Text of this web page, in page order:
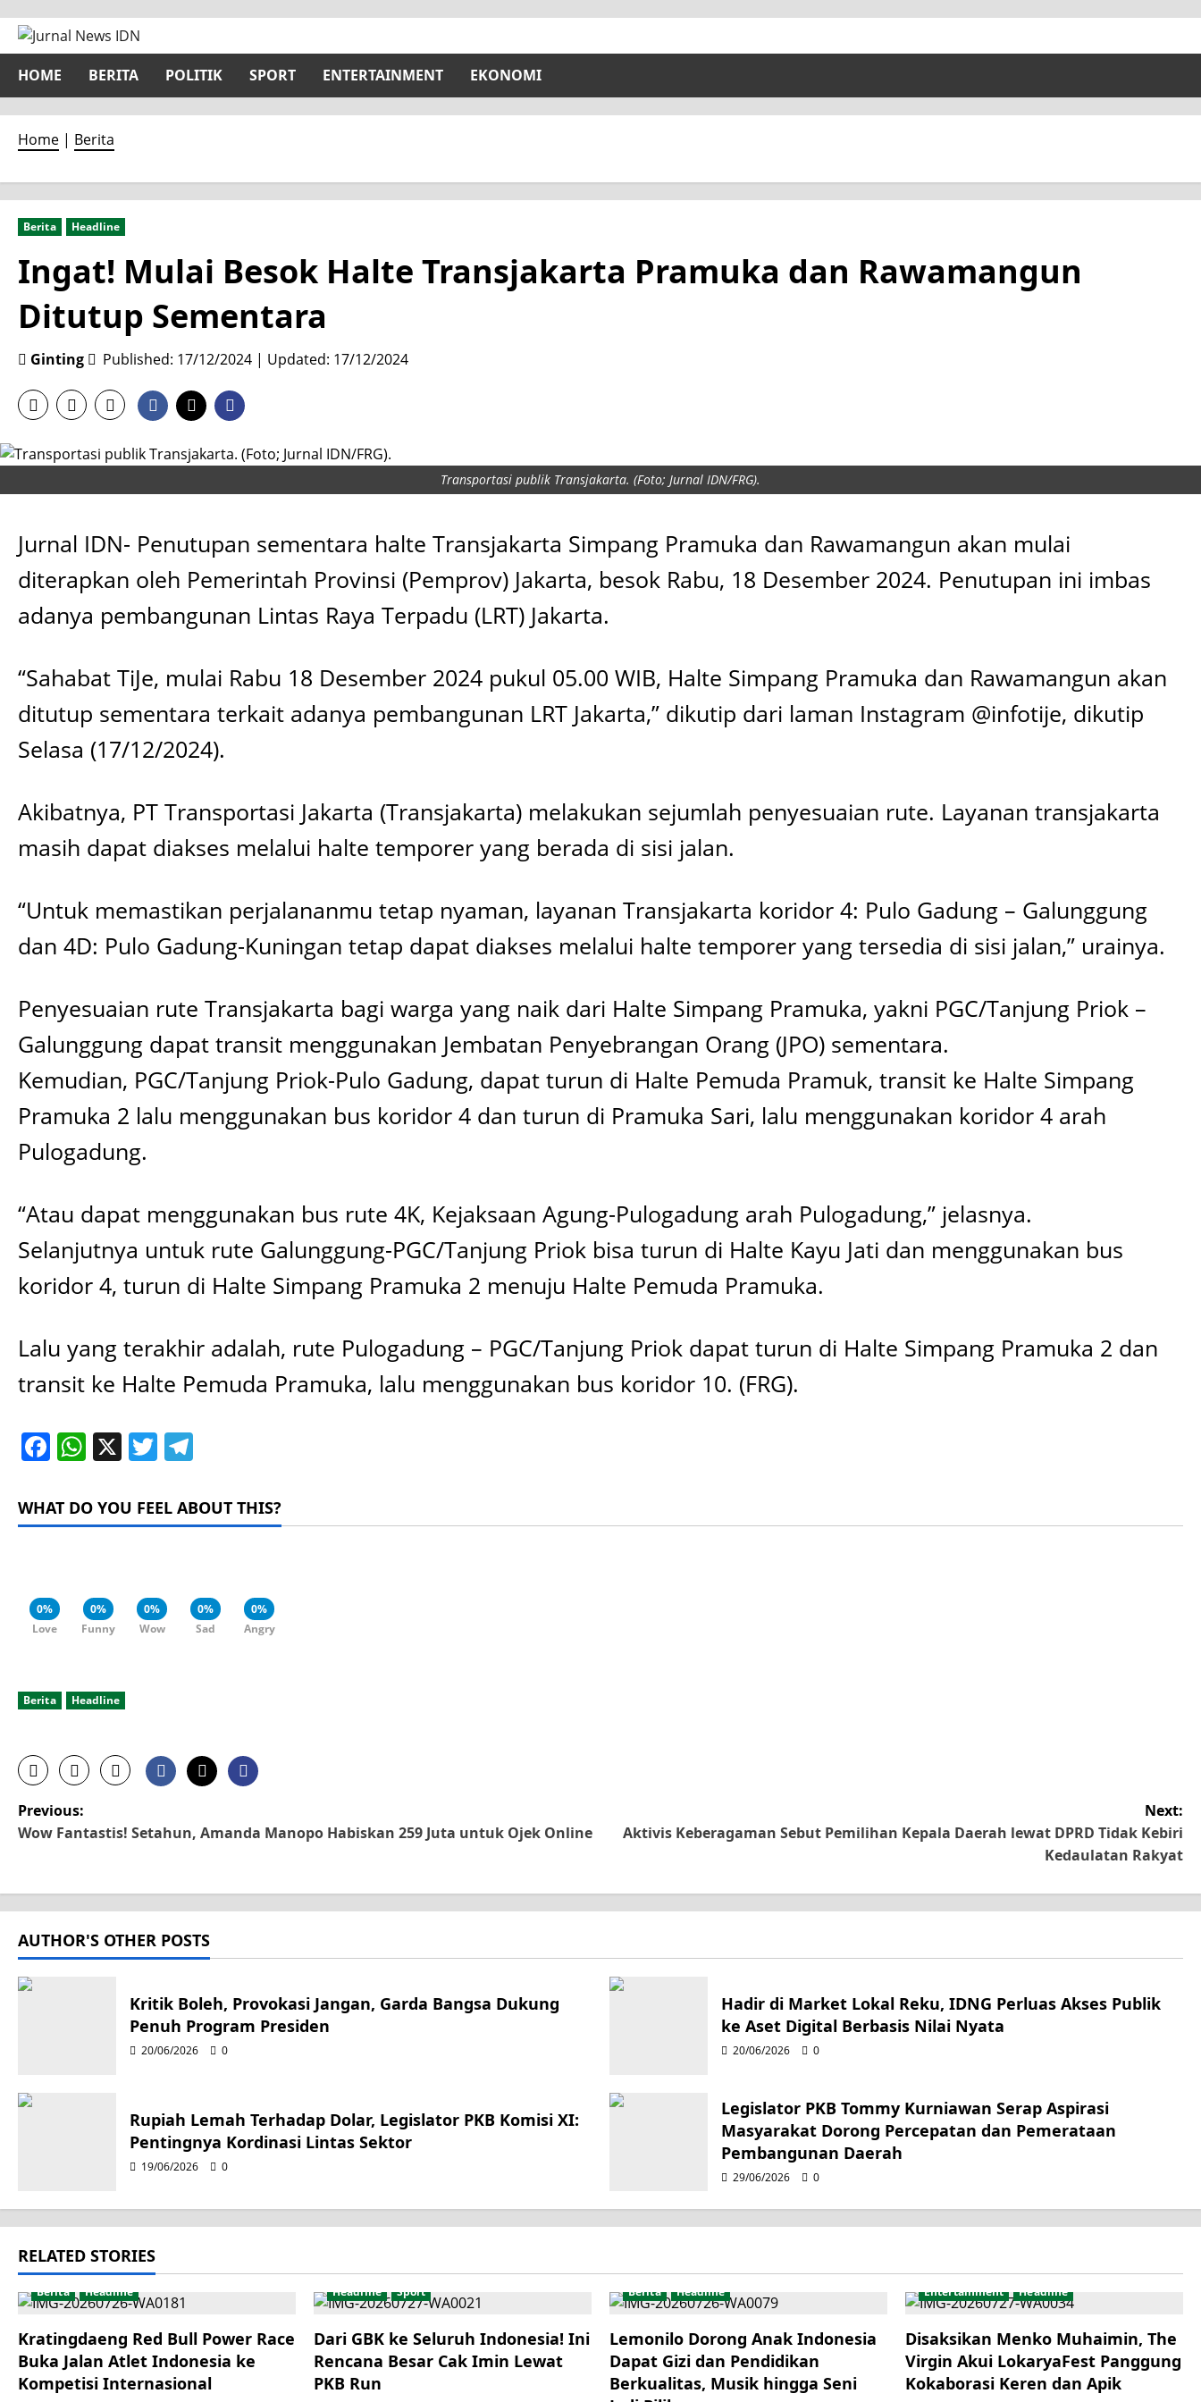
Skip
to
content
HOME BERITA POLITIK SPORT ENTERTAINMENT EKONOMI
Home | Berita
Berita Headline
Ingat! Mulai Besok Halte Transjakarta Pramuka dan Rawamangun
Ditutup Sementara
Ginting Published: 17/12/2024 | Updated: 17/12/2024
Transportasi publik Transjakarta. (Foto; Jurnal IDN/FRG).
Jurnal IDN- Penutupan sementara halte Transjakarta Simpang Pramuka dan Rawamangun akan mulai
diterapkan oleh Pemerintah Provinsi (Pemprov) Jakarta, besok Rabu, 18 Desember 2024. Penutupan ini imbas
adanya pembangunan Lintas Raya Terpadu (LRT) Jakarta.
“Sahabat TiJe, mulai Rabu 18 Desember 2024 pukul 05.00 WIB, Halte Simpang Pramuka dan Rawamangun akan
ditutup sementara terkait adanya pembangunan LRT Jakarta,” dikutip dari laman Instagram @infotije, dikutip
Selasa (17/12/2024).
Akibatnya, PT Transportasi Jakarta (Transjakarta) melakukan sejumlah penyesuaian rute. Layanan transjakarta
masih dapat diakses melalui halte temporer yang berada di sisi jalan.
“Untuk memastikan perjalananmu tetap nyaman, layanan Transjakarta koridor 4: Pulo Gadung – Galunggung
dan 4D: Pulo Gadung-Kuningan tetap dapat diakses melalui halte temporer yang tersedia di sisi jalan,” urainya.
Penyesuaian rute Transjakarta bagi warga yang naik dari Halte Simpang Pramuka, yakni PGC/Tanjung Priok –
Galunggung dapat transit menggunakan Jembatan Penyebrangan Orang (JPO) sementara.
Kemudian, PGC/Tanjung Priok-Pulo Gadung, dapat turun di Halte Pemuda Pramuk, transit ke Halte Simpang
Pramuka 2 lalu menggunakan bus koridor 4 dan turun di Pramuka Sari, lalu menggunakan koridor 4 arah
Pulogadung.
“Atau dapat menggunakan bus rute 4K, Kejaksaan Agung-Pulogadung arah Pulogadung,” jelasnya.
Selanjutnya untuk rute Galunggung-PGC/Tanjung Priok bisa turun di Halte Kayu Jati dan menggunakan bus
koridor 4, turun di Halte Simpang Pramuka 2 menuju Halte Pemuda Pramuka.
Lalu yang terakhir adalah, rute Pulogadung – PGC/Tanjung Priok dapat turun di Halte Simpang Pramuka 2 dan
transit ke Halte Pemuda Pramuka, lalu menggunakan bus koridor 10. (FRG).
Facebook
WhatsApp
X Twitter
WHAT DO YOU FEEL ABOUT THIS?
0%
Love
0%
Funny
0%
Wow
0%
Sad
0%
Angry
Berita Headline
P
s
t
n
g
i
o
n
Previous:
Wow Fantastis! Setahun, Amanda Manopo Habiskan 259 Juta untuk Ojek Online
Next:
Aktivis Keberagaman Sebut Pemilihan Kepala Daerah lewat DPRD Tidak Kebiri
Kedaulatan Rakyat
AUTHOR'S OTHER POSTS
Kritik Boleh, Provokasi Jangan, Garda Bangsa Dukung
Penuh Program Presiden
20/06/2026 0
Hadir di Market Lokal Reku, IDNG Perluas Akses Publik
ke Aset Digital Berbasis Nilai Nyata
20/06/2026 0
Rupiah Lemah Terhadap Dolar, Legislator PKB Komisi XI:
Pentingnya Kordinasi Lintas Sektor
19/06/2026 0
Legislator PKB Tommy Kurniawan Serap Aspirasi
Masyarakat Dorong Percepatan dan Pemerataan
Pembangunan Daerah
29/06/2026 0
RELATED STORIES
Berita Headline
Kratingdaeng Red Bull Power Race
Buka Jalan Atlet Indonesia ke
Kompetisi Internasional
Headline Sport
Dari GBK ke Seluruh Indonesia! Ini
Rencana Besar Cak Imin Lewat
PKB Run
Berita Headline
Lemonilo Dorong Anak Indonesia
Dapat Gizi dan Pendidikan
Berkualitas, Musik hingga Seni
Entertainment Headline
Disaksikan Menko Muhaimin, The
Virgin Akui LokaryaFest Panggung
Kokaborasi Keren dan Apik